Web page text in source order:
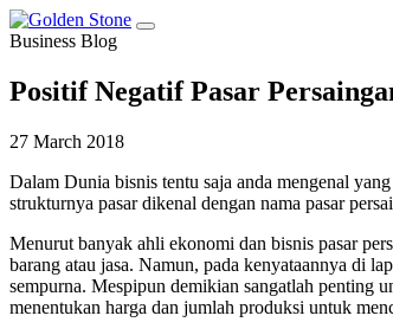
Business Blog
Positif Negatif Pasar
27 March 2018
Dalam Dunia bisnis tentu saja anda mengenal
strukturnya pasar dikenal dengan nama pasar
Menurut banyak ahli ekonomi dan bisnis pasar
barang atau jasa. Namun, pada kenyataannya di
sempurna. Mespipun demikian sangatlah penting
menentukan harga dan jumlah produksi untuk